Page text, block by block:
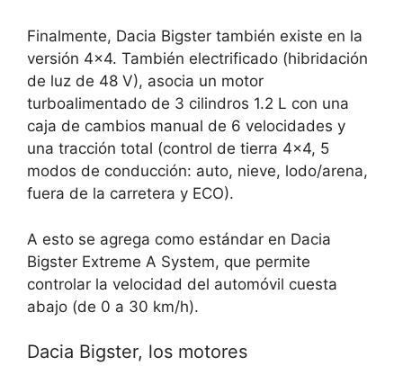
Finalmente, Dacia Bigster también existe en la
versión 4×4. También electrificado (hibridación
de luz de 48 V), asocia un motor
turboalimentado de 3 cilindros 1.2 L con una
caja de cambios manual de 6 velocidades y
una tracción total (control de tierra 4×4, 5
modos de conducción: auto, nieve, lodo/arena,
fuera de la carretera y ECO).
A esto se agrega como estándar en Dacia
Bigster Extreme A System, que permite
controlar la velocidad del automóvil cuesta
abajo (de 0 a 30 km/h).
Dacia Bigster, los motores